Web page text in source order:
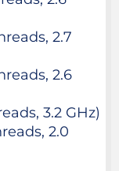
2.7
2.6
3.2 GHz)
2.0